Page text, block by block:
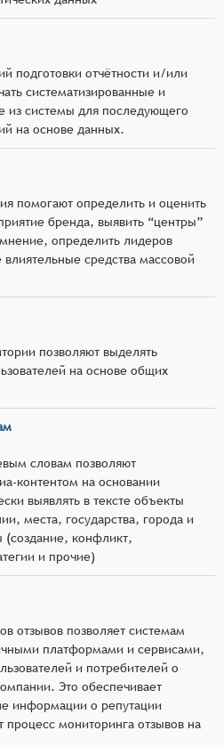
подготовки отчётности и/или
систематизированные и
из системы для последующего
на основе данных.
помогают определить и оценить
бренда, выявить “центры”
определить лидеров
средства массовой
позволяют выделять
на основе общих
словам позволяют
контентом на основании
выявлять в тексте объекты
места, государства, города и
конфликт,
и прочие)
отзывов позволяет системам
платформами и сервисами,
и потребителей о
Это обеспечивает
информации о репутации
процесс мониторинга отзывов на